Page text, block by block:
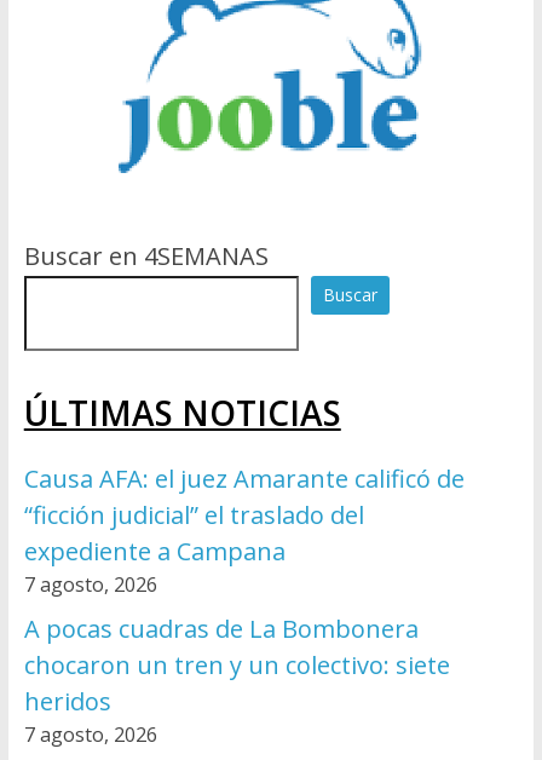
Buscar en 4SEMANAS
Buscar
ÚLTIMAS NOTICIAS
Causa AFA: el juez Amarante calificó de
“ficción judicial” el traslado del
expediente a Campana
7 agosto, 2026
A pocas cuadras de La Bombonera
chocaron un tren y un colectivo: siete
heridos
7 agosto, 2026